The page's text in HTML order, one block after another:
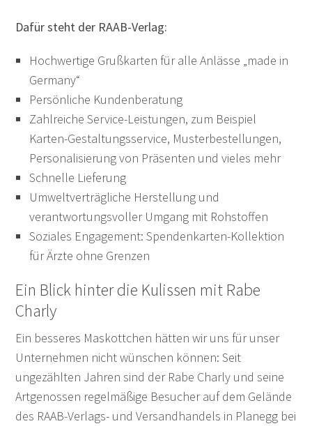
Dafür steht der RAAB-Verlag:
Hochwertige Grußkarten für alle Anlässe „made in
Germany“
Persönliche Kundenberatung
Zahlreiche Service-Leistungen, zum Beispiel
Karten-Gestaltungsservice, Musterbestellungen,
Personalisierung von Präsenten und vieles mehr
Schnelle Lieferung
Umweltverträgliche Herstellung und
verantwortungsvoller Umgang mit Rohstoffen
Soziales Engagement: Spendenkarten-Kollektion
für Ärzte ohne Grenzen
Ein Blick hinter die Kulissen mit Rabe
Charly
Ein besseres Maskottchen hätten wir uns für unser
Unternehmen nicht wünschen können: Seit
ungezählten Jahren sind der Rabe Charly und seine
Artgenossen regelmäßige Besucher auf dem Gelände
des RAAB-Verlags- und Versandhandels in Planegg bei